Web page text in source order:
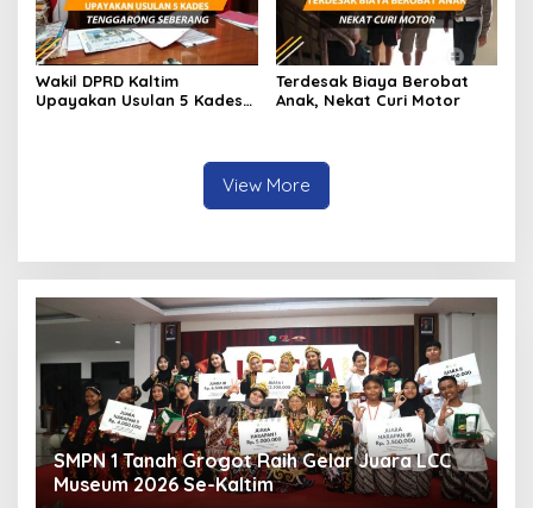
Wakil DPRD Kaltim
Upayakan Usulan 5 Kades
Terdesak Biaya Berobat
Anak, Nekat Curi Motor
View More
PWI Kecam Hotman Paris, Tegaskan
Wartawan Dilindungi UU Pers